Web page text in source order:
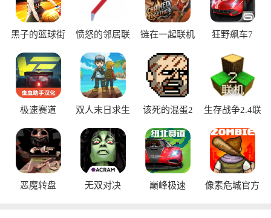
险，并与队友协同合作完成生存目标。
黑子的篮球街
愤怒的邻居联
链在一起联机
狂野飙车7
极速赛道 双人末日求生 该死的混蛋2
生存战争2.4联
恶魔转盘 无双对决 巅峰极速
像素危城官方